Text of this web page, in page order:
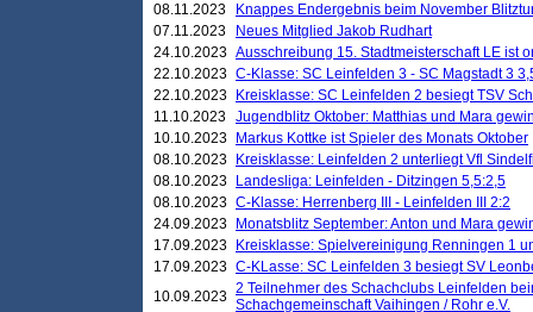
08.11.2023
Knappes Endergebnis beim November
07.11.2023
Neues Mitglied Jakob Rudhart
24.10.2023 Ausschreibung 15. Stadtmeisterschaft LE ist
22.10.2023 C-Klasse: SC Leinfelden 3 - SC Magstadt 3
22.10.2023
Kreisklasse: SC Leinfelden 2 besiegt TSV
11.10.2023 Jugendblitz Oktober: Matthias und Mara
10.10.2023
Markus Kottke ist Spieler des Monats Oktober
08.10.2023
Kreisklasse: Leinfelden 2 unterliegt Vfl
08.10.2023
Landesliga: Leinfelden - Ditzingen 5,5:2,5
08.10.2023 C-Klasse: Herrenberg III - Leinfelden III 2:2
24.09.2023
Monatsblitz September: Anton und Mara
17.09.2023
Kreisklasse: Spielvereinigung Renningen 1
17.09.2023 C-KLasse: SC Leinfelden 3 besiegt SV
10.09.2023 2 Teilnehmer des Schachclubs Leinfelden
Schachgemeinschaft Vaihingen / Rohr e.V.